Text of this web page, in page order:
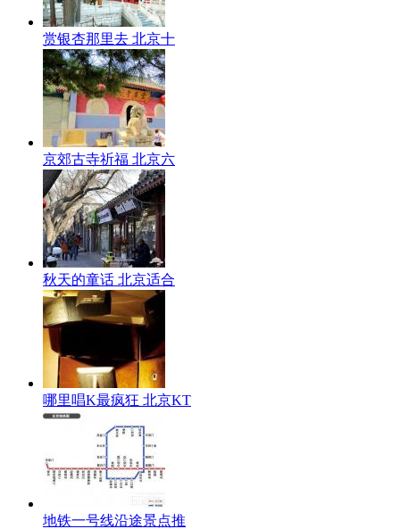
赏银杏那里去 北京十
京郊古寺祈福 北京六
秋天的童话 北京适合
哪里唱K最疯狂 北京KT
地铁一号线沿途景点推